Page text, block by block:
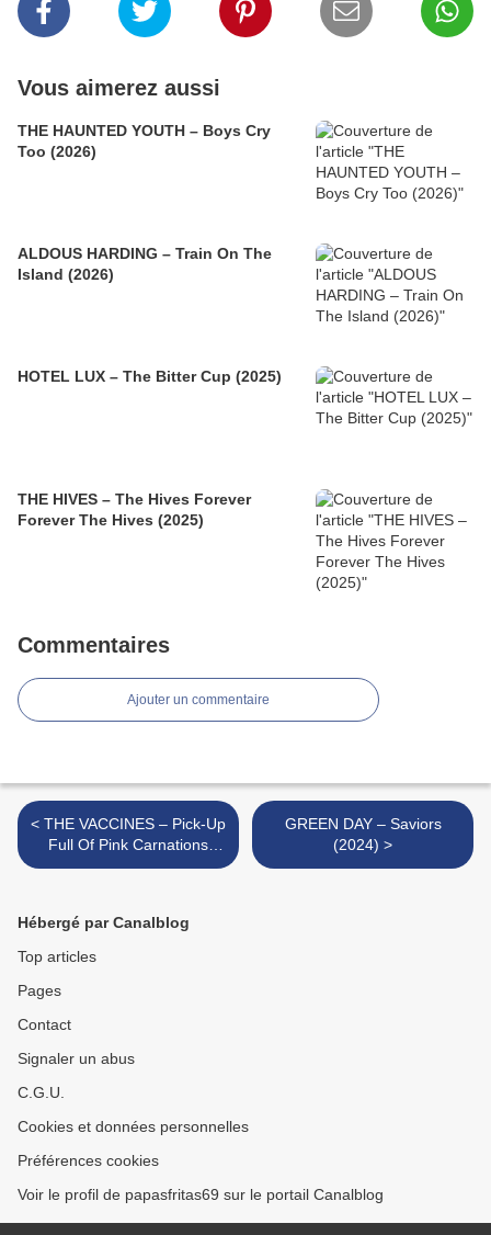
Vous aimerez aussi
THE HAUNTED YOUTH – Boys Cry
Too (2026)
ALDOUS HARDING – Train On The
Island (2026)
HOTEL LUX – The Bitter Cup (2025)
THE HIVES – The Hives Forever
Forever The Hives (2025)
Commentaires
Ajouter un commentaire
< THE VACCINES – Pick-Up
Full Of Pink Carnations
(2024)
GREEN DAY – Saviors
(2024) >
Hébergé par Canalblog
Top articles
Pages
Contact
Signaler un abus
C.G.U.
Cookies et données personnelles
Préférences cookies
Voir le profil de papasfritas69 sur le portail Canalblog